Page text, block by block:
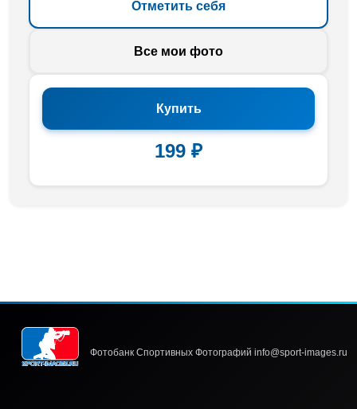
Отметить себя
Все мои фото
Купить
199 ₽
Фотобанк Спортивных Фотографий info@sport-images.ru